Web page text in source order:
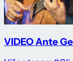
VIDEO Ante